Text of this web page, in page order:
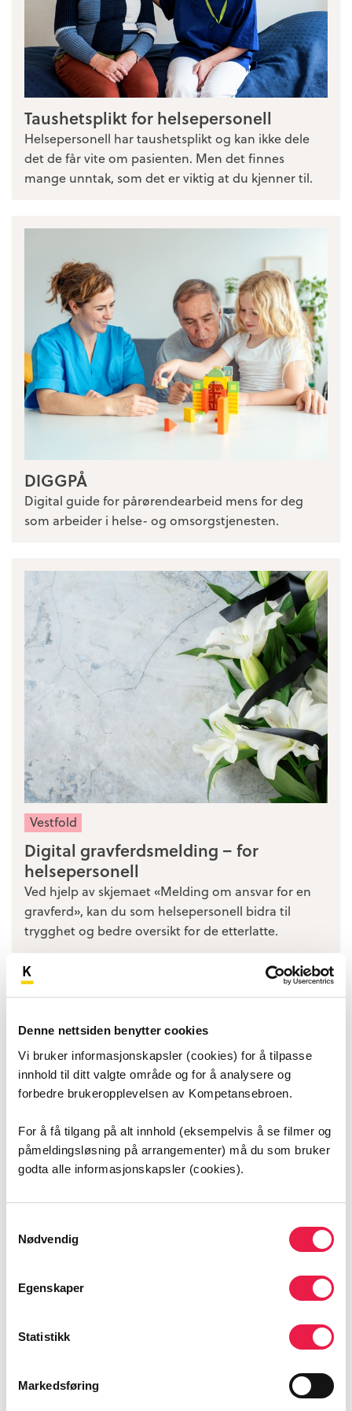
Denne nettsiden benytter cookies
Vi bruker informasjonskapsler (cookies) for å tilpasse
innhold til ditt valgte område og for å analysere og
forbedre brukeropplevelsen av Kompetansebroen.
For å få tilgang på alt innhold (eksempelvis å se filmer og
påmeldingsløsning på arrangementer) må du som bruker
godta alle informasjonskapsler (cookies).
Nødvendig
Egenskaper
Statistikk
Markedsføring
Taushetsplikt for helsepersonell
Helsepersonell har taushetsplikt og kan ikke dele
det de får vite om pasienten. Men det finnes
mange unntak, som det er viktig at du kjenner til.
DIGGPÅ
Digital guide for pårørendearbeid mens for deg
som arbeider i helse- og omsorgstjenesten.
Vestfold
Digital gravferdsmelding – for
helsepersonell
Ved hjelp av skjemaet «Melding om ansvar for en
gravferd», kan du som helsepersonell bidra til
trygghet og bedre oversikt for de etterlatte.
Veiviser i systematisk
pårørendesamarbeid
Læringsprogram for helsepersonell i systematisk
pårørendesamarbeid.